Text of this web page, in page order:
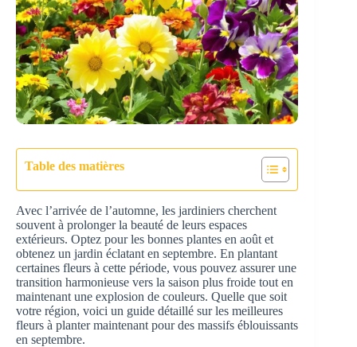
Table des matières
Avec l’arrivée de l’automne, les jardiniers cherchent
souvent à prolonger la beauté de leurs espaces
extérieurs. Optez pour les bonnes plantes en août et
obtenez un jardin éclatant en septembre. En plantant
certaines fleurs à cette période, vous pouvez assurer une
transition harmonieuse vers la saison plus froide tout en
maintenant une explosion de couleurs. Quelle que soit
votre région, voici un guide détaillé sur les meilleures
fleurs à planter maintenant pour des massifs éblouissants
en septembre.